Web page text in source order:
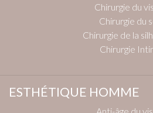
Chirurgie du
Chirurgie du
Chirurgie de la
Chirurgie
ESTHÉTIQUE HOMME
Anti-âge du